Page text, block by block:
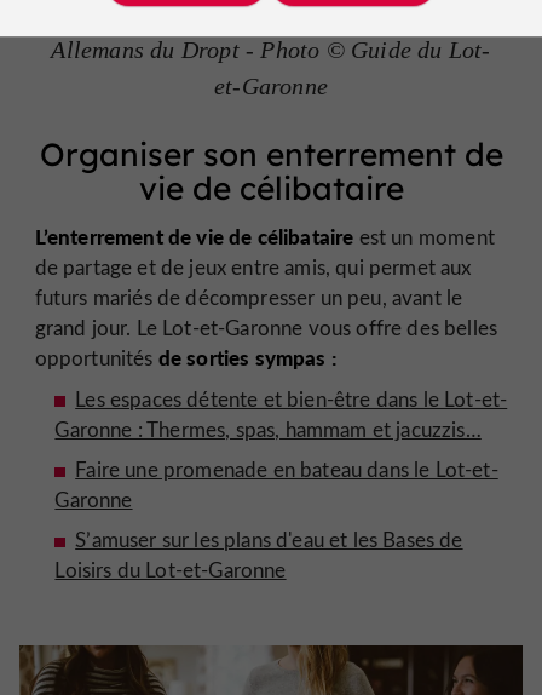
Allemans du Dropt - Photo © Guide du Lot-
et-Garonne
Organiser son enterrement de
vie de célibataire
L’enterrement de vie de célibataire est un moment
de partage et de jeux entre amis, qui permet aux
futurs mariés de décompresser un peu, avant le
grand jour. Le Lot-et-Garonne vous offre des belles
opportunités de sorties sympas :
Les espaces détente et bien-être dans le Lot-et-
Garonne : Thermes, spas, hammam et jacuzzis…
Faire une promenade en bateau dans le Lot-et-
Garonne
S’amuser sur les plans d'eau et les Bases de
Loisirs du Lot-et-Garonne